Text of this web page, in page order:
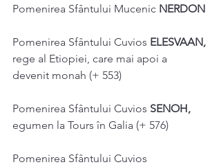
Pomenirea Sfântului Mucenic NERDON
Pomenirea Sfântului Cuvios ELESVAAN,
rege al Etiopiei, care mai apoi a
devenit monah (+ 553)
Pomenirea Sfântului Cuvios SENOH,
egumen la Tours în Galia (+ 576)
Pomenirea Sfântului Cuvios